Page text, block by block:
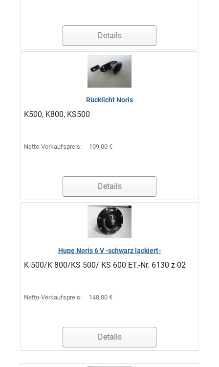
Details
Rücklicht Noris
K500, K800, KS500
Netto-Verkaufspreis: 109,00 €
Details
Hupe Noris 6 V -schwarz lackiert-
K 500/K 800/KS 500/ KS 600 ET.-Nr. 6130 z 02
Netto-Verkaufspreis: 148,00 €
Details